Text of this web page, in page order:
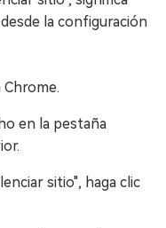
la configuración
Chrome.
en la pestaña
sitio", haga clic